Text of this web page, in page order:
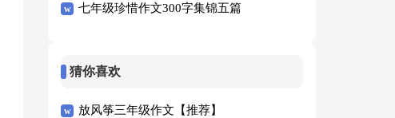
七年级珍惜作文300字集锦五篇
猜你喜欢
放风筝三年级作文【推荐】